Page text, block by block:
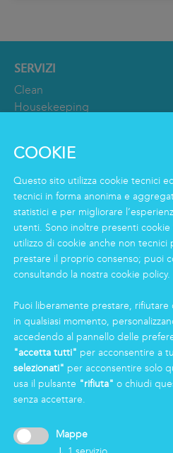
SERVIZI
Clean
Housekeeping
Logistics & Care
Servizio Eco Clean
INFORMAZIONI
Gruppo
Certificazioni
News
Markas Family
Press
AREA RISERVATA
COOKIE
Questo sito utilizza cookie tecnici
tecnici in forma anonima e
statistici e per migliorare
utenti. Sono inoltre presenti
utilizzo di cookie anche non tecnici
prestare il proprio consenso; puoi
consultando la nostra cookie policy.
Puoi liberamente prestare, rifiutare
in qualsiasi momento,
accedendo al pannello delle
"accetta tutti" per acconsentire a
selezionati" per acconsentire solo
usa il pulsante "rifiuta" o chiudi
senza accettare.
Mappe